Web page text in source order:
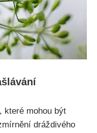
které​ mohou být
dráždivého